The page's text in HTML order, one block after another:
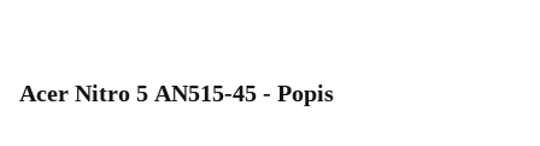
Acer Nitro 5 AN515-45 - Popis